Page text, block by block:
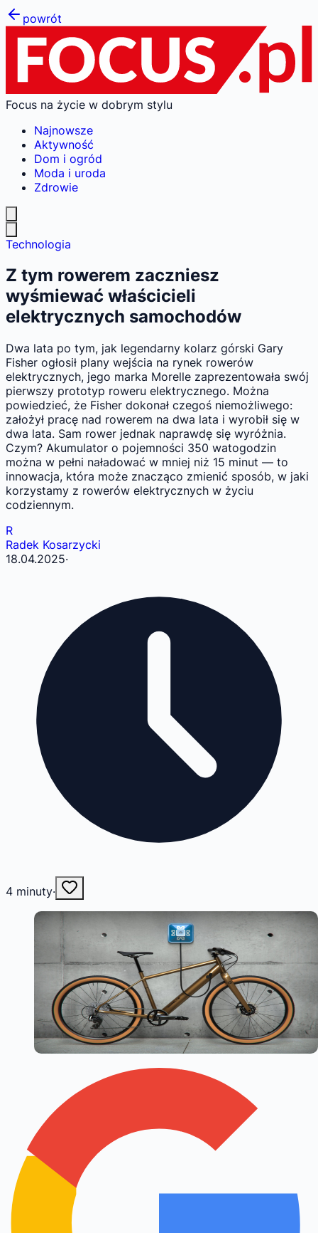
powrót
Focus na życie w dobrym stylu
Najnowsze
Aktywność
Dom i ogród
Moda i uroda
Zdrowie
Technologia
Z tym rowerem zaczniesz
wyśmiewać właścicieli
elektrycznych samochodów
Dwa lata po tym, jak legendarny kolarz górski Gary
Fisher ogłosił plany wejścia na rynek rowerów
elektrycznych, jego marka Morelle zaprezentowała swój
pierwszy prototyp roweru elektrycznego. Można
powiedzieć, że Fisher dokonał czegoś niemożliwego:
założył pracę nad rowerem na dwa lata i wyrobił się w
dwa lata. Sam rower jednak naprawdę się wyróżnia.
Czym? Akumulator o pojemności 350 watogodzin
można w pełni naładować w mniej niż 15 minut — to
innowacja, która może znacząco zmienić sposób, w jaki
korzystamy z rowerów elektrycznych w życiu
codziennym.
R
Radek Kosarzycki
18.04.2025·
4 minuty·